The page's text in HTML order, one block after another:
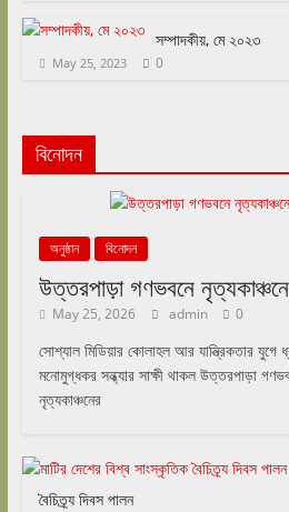
সম্পাদকীয়, মে ২০২৩
May 25, 2023 0
বিনোদন
অনুষ্ঠান বিনোদন
উত্তরপাড়া গণভবনে
May 25, 2026 admin 0
সোশ্যাল মিডিয়ার কোলাহল আর যান্ত্রিকতার যুগে
মনোমুগ্ধকর সন্ধ্যার সাক্ষী থাকল উত্তরপাড়া
নৃত্যকাঞ্চনের
বৈচিত্র্য দিবস পালন